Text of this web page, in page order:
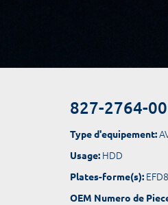
827-2764-
Type d'equipement:
Usage: HDD
Plates-forme(s):
OEM Numero de